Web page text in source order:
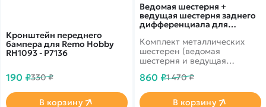
Кронштейн переднего
бампера для Remo Hobby
RH1093 - P7136
190 ₽330 ₽
В корзину
Ведомая шестерня +
ведущая шестерня заднего
дифференциала для
14209/14210 - MJX-14401G
Комплект металлических
шестерен (ведомая
шестерня и ведущая
дифференциала в сборе для
автомоделей MJX Hyper Go
860 ₽1 470 ₽
В корзину